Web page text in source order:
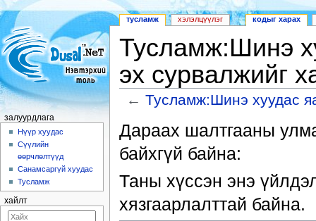
Тусламж:Шинэ
эх сурвалжийг
←Тусламж:Шинэ хуудас
Дараах шалтгааны
байхгүй байна:
Таны хүссэн энэ
хязгаарлалттай байна.
тусламж хэлэлцүүлэг кодыг харах
залуурдлага
Нүүр хуудас
Сүүлийн
өөрчлөлтүүд
Санамсаргүй хуудас
Тусламж
хайлт